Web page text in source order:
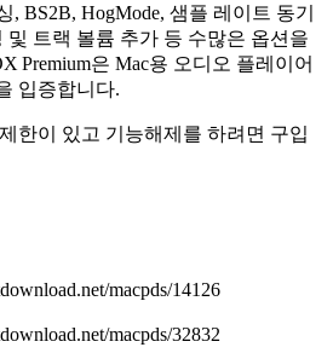
, BS2B, HogMode, 샘플 레이트 동기
및 트랙 볼륨 추가 등 수많은 옵션을
Premium은 Mac용 오디오 플레이어
입증합니다.
한이 있고 기능해제를 하려면 구입
macpds/14126
macpds/32832